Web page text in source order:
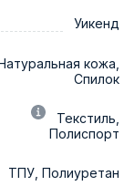
Уикенд
кожа,
Спилок
Текстиль,
Полиспорт
ТПУ, Полиуретан